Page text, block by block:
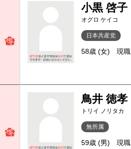
小黒 啓子
オグロ ケイコ
日本共産党
58歳 (女) 現職
鳥井 徳孝
トリイ ノリタカ
無所属
59歳 (男) 現職